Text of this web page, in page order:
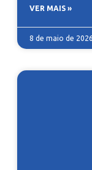
VER MAIS »
8 de maio de 2026